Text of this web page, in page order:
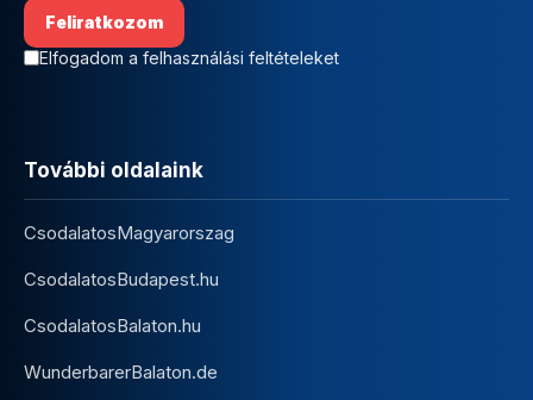
Elfogadom a felhasználási feltételeket
További oldalaink
CsodalatosMagyarorszag
CsodalatosBudapest.hu
CsodalatosBalaton.hu
WunderbarerBalaton.de